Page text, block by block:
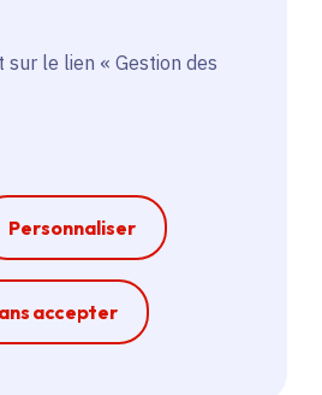
le lien « Gestion des
Personnaliser
accepter
modale